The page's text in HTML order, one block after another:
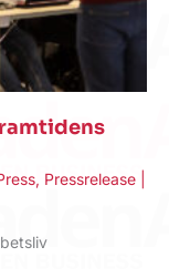
, Pressrelease